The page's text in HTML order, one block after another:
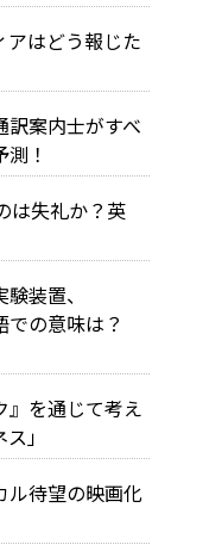
アはどう報じた
訳案内士がすべ
！
は失礼か？英
装置、
での意味は？
』を通じて考え
」
ル待望の映画化